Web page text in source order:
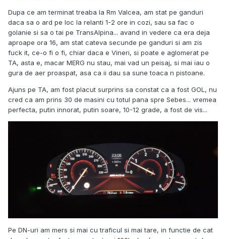
Dupa ce am terminat treaba la Rm Valcea, am stat pe ganduri
daca sa o ard pe loc la relanti 1-2 ore in cozi, sau sa fac o
golanie si sa o tai pe TransAlpina... avand in vedere ca era deja
aproape ora 16, am stat cateva secunde pe ganduri si am zis
fuck it, ce-o fi o fi, chiar daca e Vineri, si poate e aglomerat pe
TA, asta e, macar MERG nu stau, mai vad un peisaj, si mai iau o
gura de aer proaspat, asa ca ii dau sa sune toaca n pistoane.
Ajuns pe TA, am fost placut surprins sa constat ca a fost GOL, nu
cred ca am prins 30 de masini cu totul pana spre Sebes... vremea
perfecta, putin innorat, putin soare, 10-12 grade, a fost de vis...
Pe DN-uri am mers si mai cu traficul si mai tare, in functie de cat